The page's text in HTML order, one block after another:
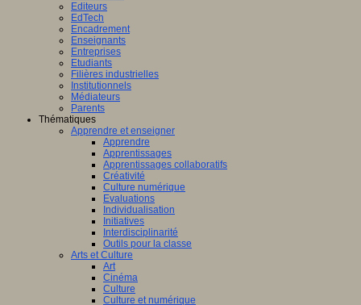
Editeurs
EdTech
Encadrement
Enseignants
Entreprises
Etudiants
Filières industrielles
Institutionnels
Médiateurs
Parents
Thématiques
Apprendre et enseigner
Apprendre
Apprentissages
Apprentissages collaboratifs
Créativité
Culture numérique
Evaluations
Individualisation
Initiatives
Interdisciplinarité
Outils pour la classe
Arts et Culture
Art
Cinéma
Culture
Culture et numérique